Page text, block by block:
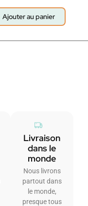
Ajouter au panier
Livraison
dans le
monde
Nous livrons
partout dans
le monde,
presque tous